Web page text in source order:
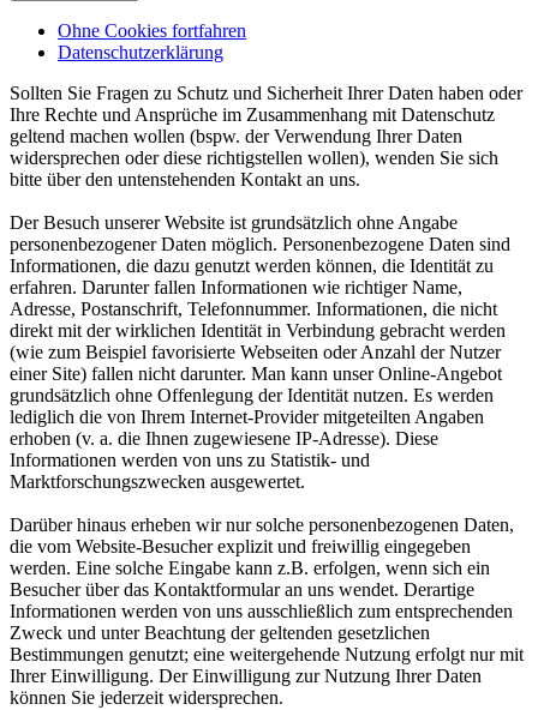
Ohne Cookies fortfahren
Datenschutzerklärung
Sollten Sie Fragen zu Schutz und Sicherheit Ihrer Daten haben oder
Ihre Rechte und Ansprüche im Zusammenhang mit Datenschutz
geltend machen wollen (bspw. der Verwendung Ihrer Daten
widersprechen oder diese richtigstellen wollen), wenden Sie sich
bitte über den untenstehenden Kontakt an uns.
Der Besuch unserer Website ist grundsätzlich ohne Angabe
personenbezogener Daten möglich. Personenbezogene Daten sind
Informationen, die dazu genutzt werden können, die Identität zu
erfahren. Darunter fallen Informationen wie richtiger Name,
Adresse, Postanschrift, Telefonnummer. Informationen, die nicht
direkt mit der wirklichen Identität in Verbindung gebracht werden
(wie zum Beispiel favorisierte Webseiten oder Anzahl der Nutzer
einer Site) fallen nicht darunter. Man kann unser Online-Angebot
grundsätzlich ohne Offenlegung der Identität nutzen. Es werden
lediglich die von Ihrem Internet-Provider mitgeteilten Angaben
erhoben (v. a. die Ihnen zugewiesene IP-Adresse). Diese
Informationen werden von uns zu Statistik- und
Marktforschungszwecken ausgewertet.
Darüber hinaus erheben wir nur solche personenbezogenen Daten,
die vom Website-Besucher explizit und freiwillig eingegeben
werden. Eine solche Eingabe kann z.B. erfolgen, wenn sich ein
Besucher über das Kontaktformular an uns wendet. Derartige
Informationen werden von uns ausschließlich zum entsprechenden
Zweck und unter Beachtung der geltenden gesetzlichen
Bestimmungen genutzt; eine weitergehende Nutzung erfolgt nur mit
Ihrer Einwilligung. Der Einwilligung zur Nutzung Ihrer Daten
können Sie jederzeit widersprechen.